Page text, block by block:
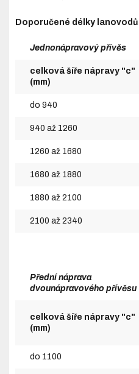
Doporučené délky lanovodů
Jednonápravový přívěs
celková šíře nápravy "c"
(mm)
do 940
940 až 1260
1260 až 1680
1680 až 1880
1880 až 2100
2100 až 2340
Přední náprava
dvounápravového přívěsu
celková šíře nápravy "c"
(mm)
do 1100